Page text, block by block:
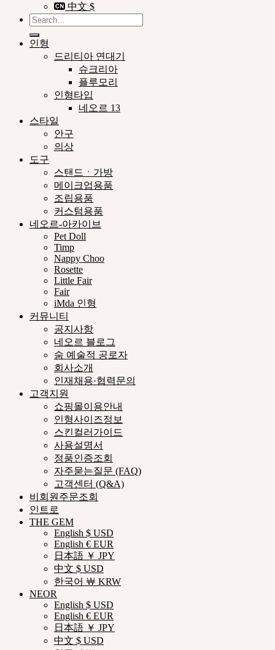
中文 $
Search
for:
인형
드리티아 연대기
슈크리아
플루모리
인형타입
네오르 13
스타일
안구
의상
도구
스탠드ㆍ가방
메이크업용품
조립용품
커스텀용품
네오르-아카이브
Pet Doll
Timp
Nappy Choo
Rosette
Little Fair
Fair
iMda 인형
커뮤니티
공지사항
네오르 블로그
숨 예술적 공로자
회사소개
인재채용·협력문의
고객지원
쇼핑몰이용안내
인형사이즈정보
스킨컬러가이드
사용설명서
정품인증조회
자주묻는질문 (FAQ)
고객센터 (Q&A)
비회원주문조회
인트로
THE GEM
English $ USD
English € EUR
日本語 ￥ JPY
中文 $ USD
한국어 ￦ KRW
NEOR
English $ USD
English € EUR
日本語 ￥ JPY
中文 $ USD